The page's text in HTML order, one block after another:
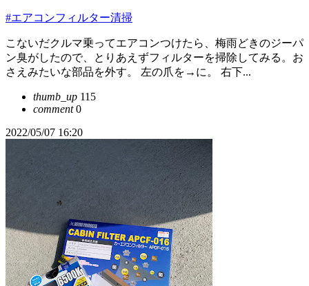
#エアコンフィルター清掃
こないだクルマ乗ってエアコンつけたら、梅雨どきのジーパ
ン臭がしたので、とりあえずフィルターを掃除してみる。お
さえみたいな部品を外す。 左の爪を→に。 右下...
thumb_up 115
comment0
2022/05/07 16:20